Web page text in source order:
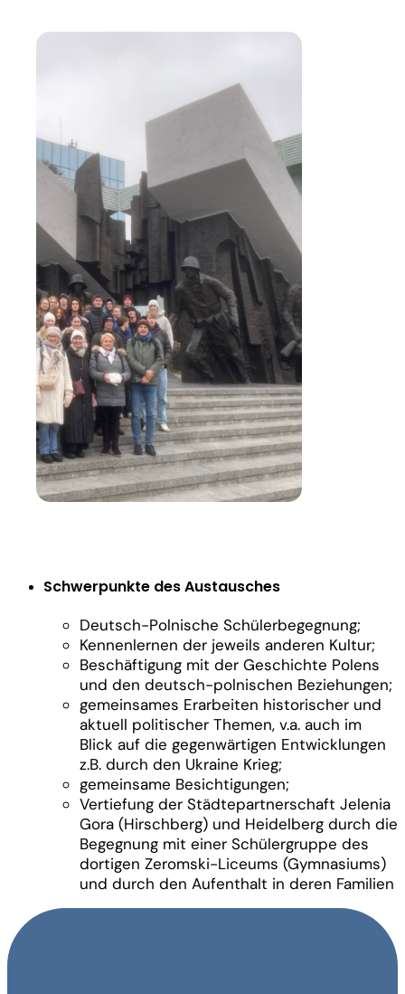
Schwerpunkte des Austausches
Deutsch-Polnische Schülerbegegnung;
Kennenlernen der jeweils anderen Kultur;
Beschäftigung mit der Geschichte Polens
und den deutsch-polnischen Beziehungen;
gemeinsames Erarbeiten historischer und
aktuell politischer Themen, v.a. auch im
Blick auf die gegenwärtigen Entwicklungen
z.B. durch den Ukraine Krieg;
gemeinsame Besichtigungen;
Vertiefung der Städtepartnerschaft Jelenia
Gora (Hirschberg) und Heidelberg durch die
Begegnung mit einer Schülergruppe des
dortigen Zeromski-Liceums (Gymnasiums)
und durch den Aufenthalt in deren Familien